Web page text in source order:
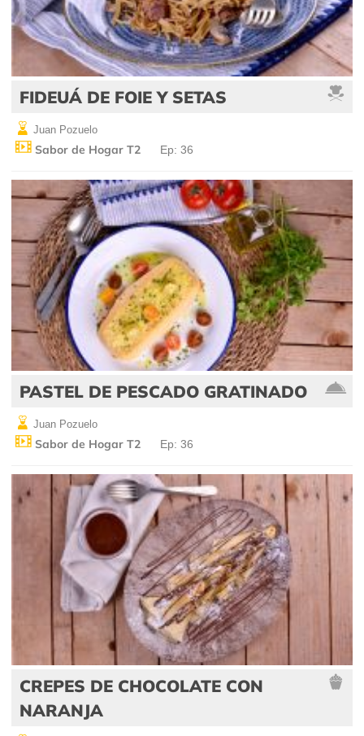
FIDEUÁ DE FOIE Y SETAS
Juan Pozuelo
Sabor de Hogar T2 Ep: 36
PASTEL DE PESCADO GRATINADO
Juan Pozuelo
Sabor de Hogar T2 Ep: 36
CREPES DE CHOCOLATE CON
NARANJA